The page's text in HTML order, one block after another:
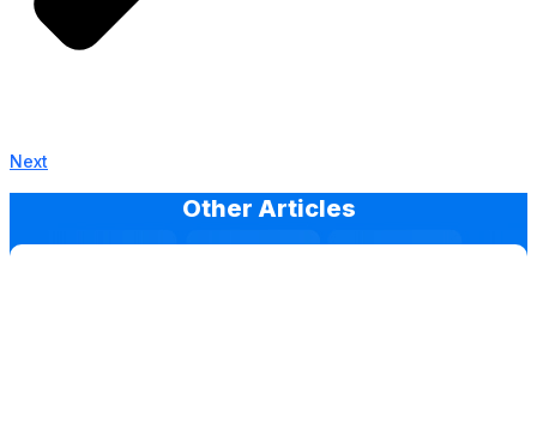
Next
Other Articles